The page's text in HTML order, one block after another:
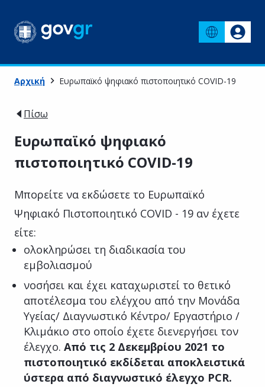
Αρχική Ευρωπαϊκό ψηφιακό πιστοποιητικό COVID-19
Πίσω
Ευρωπαϊκό ψηφιακό
πιστοποιητικό COVID-19
Μπορείτε να εκδώσετε το Ευρωπαϊκό
Ψηφιακό Πιστοποιητικό COVID - 19 αν έχετε
είτε:
ολοκληρώσει τη διαδικασία του
εμβολιασμού
νοσήσει και έχει καταχωριστεί το θετικό
αποτέλεσμα του ελέγχου από την Μονάδα
Υγείας/ Διαγνωστικό Κέντρο/ Εργαστήριο /
Κλιμάκιο στο οποίο έχετε διενεργήσει τον
έλεγχο. Από τις 2 Δεκεμβρίου 2021 το
πιστοποιητικό εκδίδεται αποκλειστικά
ύστερα από διαγνωστικό έλεγχο PCR.